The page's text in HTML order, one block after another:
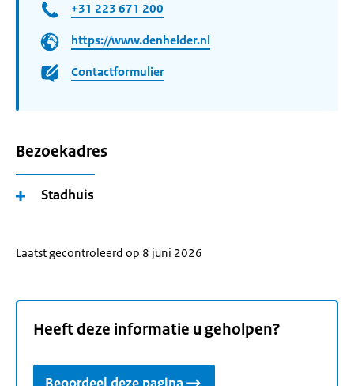
+31 223 671 200
https://www.denhelder.nl
Contactformulier
Bezoekadres
Stadhuis
Laatst gecontroleerd op 8 juni 2026
Heeft deze informatie u geholpen?